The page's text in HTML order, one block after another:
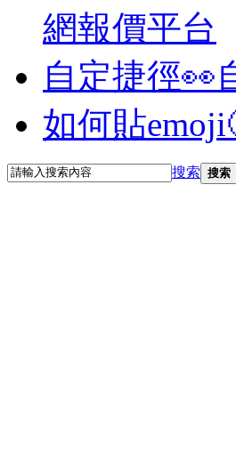
網報價平台
自定捷徑👀
如何貼
搜索 搜索